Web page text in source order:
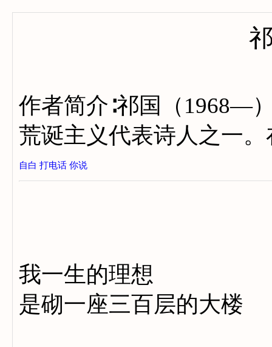
作者简介∶祁国（1968—
荒诞主义代表诗人之一
自白 打电话 你说
我一生的理想
是砌一座三百层的大楼